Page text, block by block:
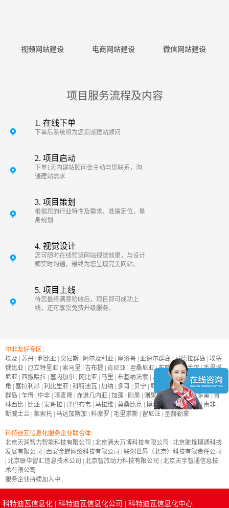
视频网站建设 电商网站建设 微信网站建设
项目服务流程及内容
1. 在线下单
下单后系统将为您指派建站顾问
2. 项目启动
下单1天内建站顾问会主动与您联系，沟
通建站需求
3. 项目策划
根据您的行业特性及需求，准确定位，量
身规划
4. 视觉设计
您可随时在线预览网站视觉效果，与设计
师实时沟通，最终为您呈现完美网站。
5. 项目上线
待您最终满意验收后，项目即可成功上
线，还可享受免费升级服务。
中非友好专区：
埃及 | 苏丹 | 利比亚 | 突尼斯 | 阿尔及利亚 | 摩洛哥 | 亚速尔群岛 |马德拉群岛 | 埃塞
俄比亚 | 厄立特里亚 | 索马里 | 吉布提 | 肯尼亚 | 坦桑尼亚|布隆迪| 塞舌尔|毛里塔
尼亚 | 西撒哈拉 | 塞内加尔 | 冈比亚 | 马里 | 布基纳法索 | 几内亚|几内亚比绍|佛得
角 | 塞拉利昂 | 利比里亚 | 科特迪瓦 | 加纳 | 多哥 | 贝宁 | 尼日尔 |尼日利亚|加那利
群岛 | 乍得 | 中非 | 喀麦隆 | 赤道几内亚 | 加蓬 | 刚果 | 刚果民主共和国|圣多美|普
林西比 | 比亚 | 安哥拉 | 津巴布韦 | 马拉维 | 莫桑比克 | 博茨瓦纳 |纳米比亚| 南非 |
斯威士兰 | 莱索托 | 马达加斯加 | 科摩罗 | 毛里求斯 | 留尼汪 | 圣赫勒拿
科特迪瓦信息化服务企业联合体:
北京天润智力智能科技有限公司 | 北京清大万博科技有限公司 | 北京航烽博通科技
发展有限公司 | 西安金蝉网络科技有限公司 | 联创世界（北京）科技有限责任公司
| 北京联华智汇信息技术公司 | 北京智旅动力科技有限公司 | 北京天宇智通信息技
术有限公司
服务企业持续加入中...
科特迪瓦信息化 | 科特迪瓦信息化公司 | 科特迪瓦信息化中心